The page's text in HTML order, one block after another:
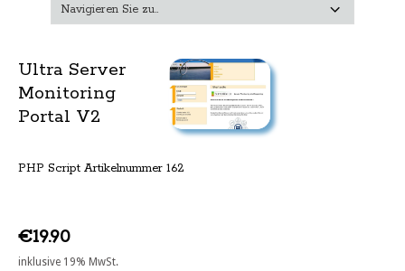
Ultra Server
Monitoring
Portal V2
PHP Script Artikelnummer 162
€19.90
inklusive 19% MwSt.